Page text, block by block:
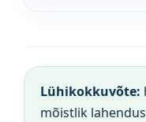
Lühikokkuvõte:
mõistlik